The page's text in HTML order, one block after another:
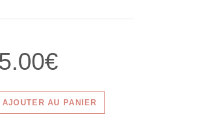
AJOUTER AU PANIER